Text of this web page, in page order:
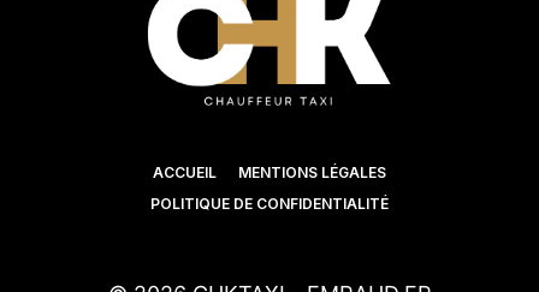
ACCUEIL
MENTIONS LÉGALES
POLITIQUE DE CONFIDENTIALITÉ